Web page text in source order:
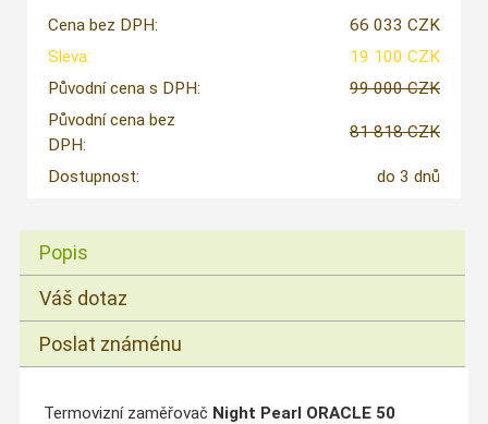
Cena bez DPH:
66 033 CZK
Sleva:
19 100 CZK
Původní cena s DPH:
99 000 CZK
Původní cena bez
DPH:
81 818 CZK
Dostupnost: do 3 dnů
Popis
Váš dotaz
Poslat známénu
Termovizní zaměřovač Night Pearl ORACLE 50